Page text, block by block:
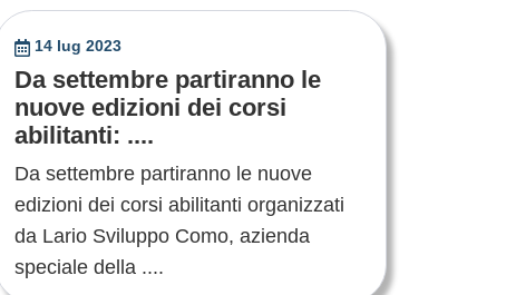
14 lug 2023
Da settembre partiranno le
nuove edizioni dei corsi
abilitanti: ....
Da settembre partiranno le nuove
edizioni dei corsi abilitanti organizzati
da Lario Sviluppo Como, azienda
speciale della ....